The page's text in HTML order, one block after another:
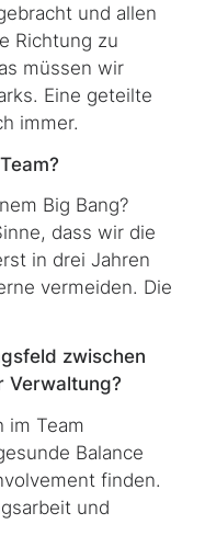
und allen
Richtung zu
müssen wir
Eine geteilte
immer.
Big Bang?
dass wir die
in drei Jahren
vermeiden. Die
zwischen
Verwaltung?
im Team
Balance
finden.
und